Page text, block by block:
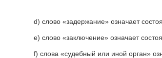
d) слово «задержание» означает
е) слово «заключение» означает
f) слова «судебный или иной орган»